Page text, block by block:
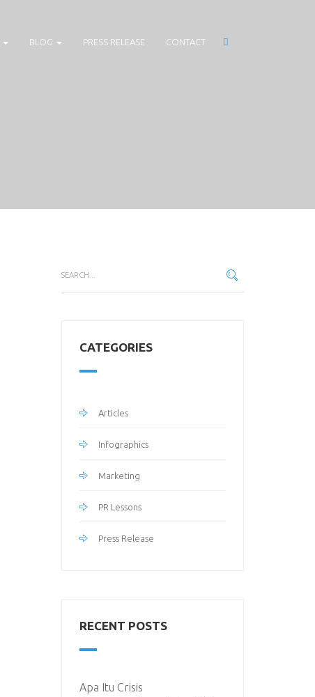
BLOG PRESS RELEASE CONTACT
CATEGORIES
Articles
Infographics
Marketing
PR Lessons
Press Release
RECENT POSTS
Apa Itu Crisis